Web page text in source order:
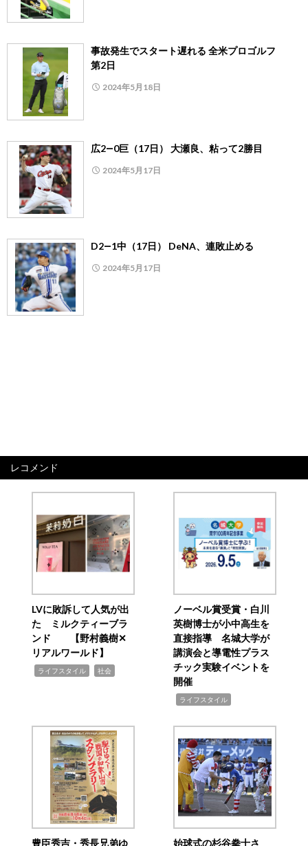
事故発生でスタート遅れる 全米プロゴルフ
第2日
2024年5月18日
広2―0巨（17日） 大瀬良、粘って2勝目
2024年5月17日
D2―1中（17日） DeNA、連敗止める
2024年5月17日
レコメンド
LVに敗訴して人気が出
た ミルクティーブラ
ンド 【野村義樹✕
リアルワールド】
ライフスタイル 社会
ノーベル賞受賞・白川
英樹博士が小中高生を
直接指導 名城大学が
講演会と導電性プラス
チック実験イベントを
開催
ライフスタイル
豊臣秀吉・秀長兄弟ゆ 始球式の杉谷拳士さ